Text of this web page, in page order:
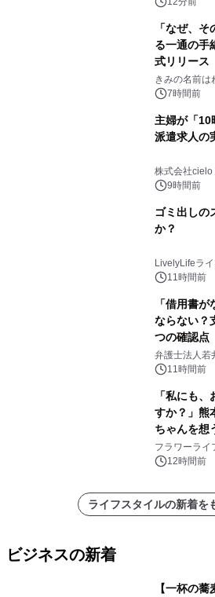
「なぜ、
る一通の手
式リリース
きみの名前は
7時間前
主婦が「10
派遣求人の
株式会社cielo
9時間前
ゴミ出しの
か？
LivelyLifeラ
11時間前
「借用書
ならない？
つの確認点
弁護士法人若
11時間前
「私にも
すか？」熊
ちゃんを想
フラワーライ
12時間前
ライフスタイルの新着を
ビジネスの新着
【一杯の